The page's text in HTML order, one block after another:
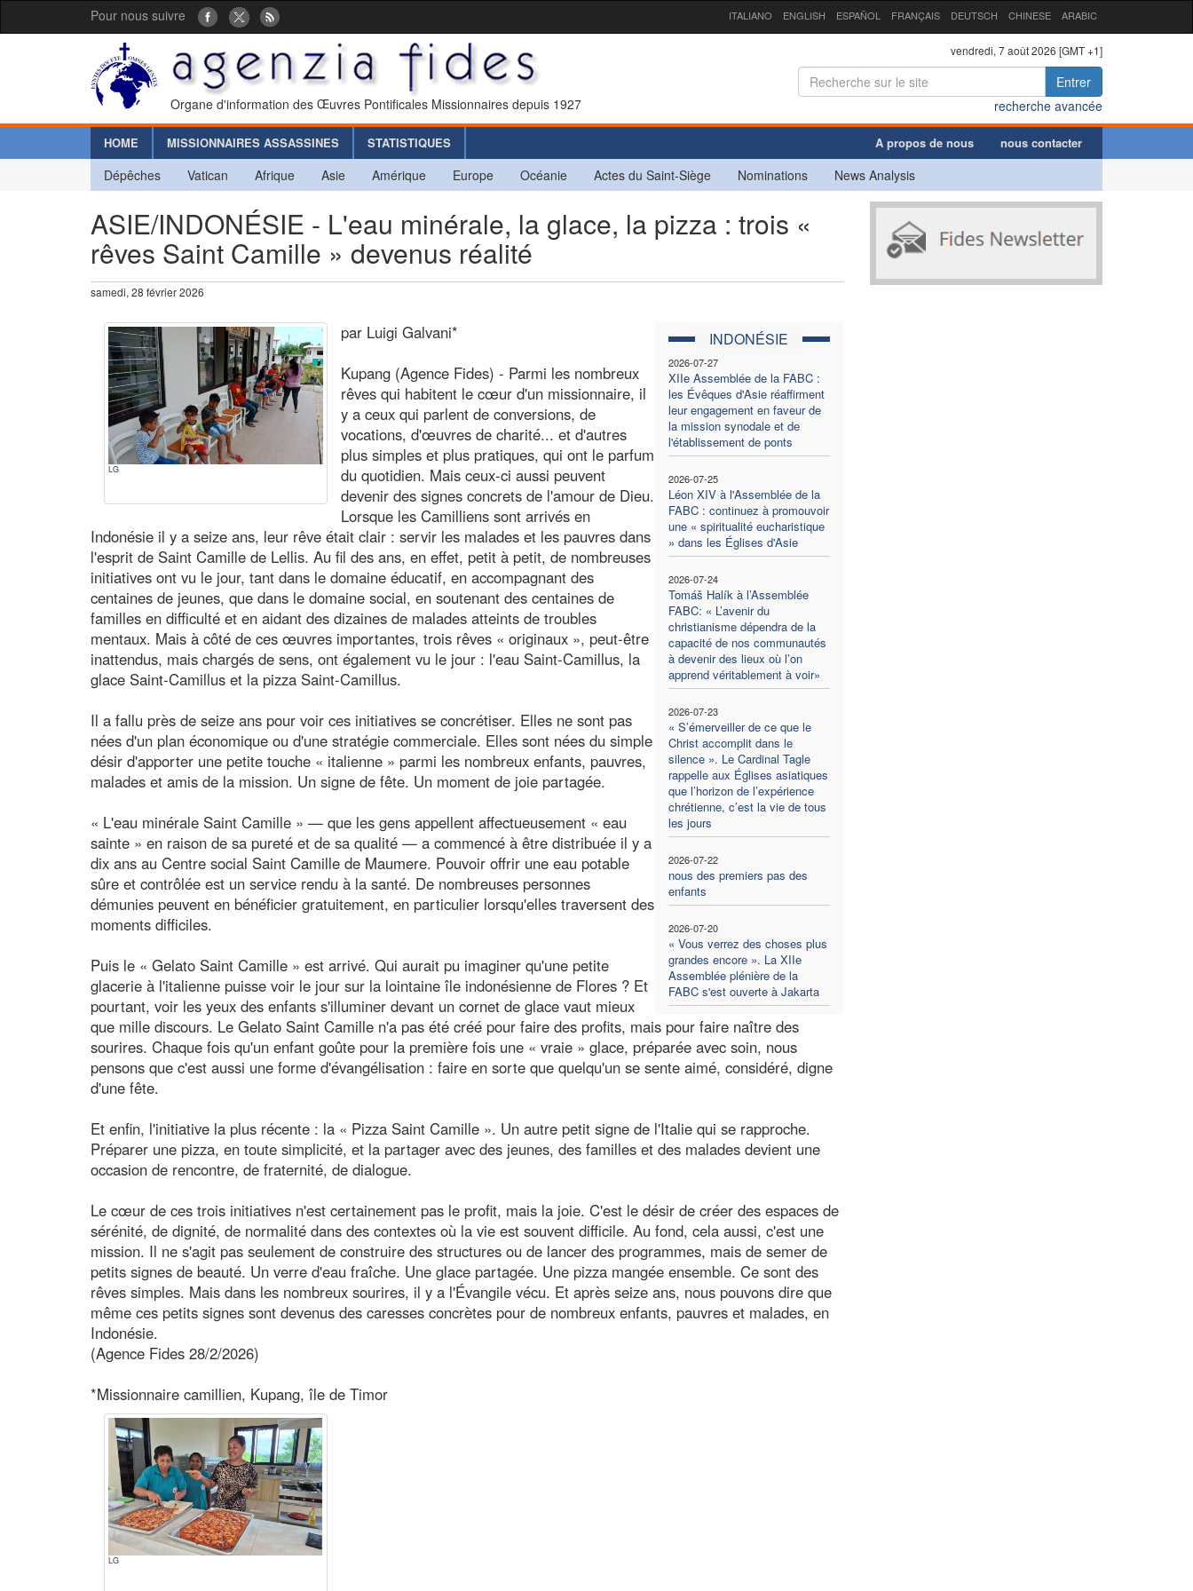
Pour nous suivre ITALIANO ENGLISH ESPAÑOL FRANÇAIS DEUTSCH CHINESE ARABIC
Organe d'information des Œuvres Pontificales Missionnaires depuis 1927
vendredi, 7 août 2026 [GMT +1]
Entrer
recherche avancée
HOME MISSIONNAIRES ASSASSINES STATISTIQUES A propos de nous nous contacter
Dépêches Vatican Afrique Asie Amérique Europe Océanie Actes du Saint-Siège Nominations News Analysis
ASIE/INDONÉSIE - L'eau minérale, la glace, la pizza : trois «
rêves Saint Camille » devenus réalité
samedi, 28 février 2026
LG
INDONÉSIE
2026-07-27
XIIe Assemblée de la FABC :
les Évêques d'Asie réaffirment
leur engagement en faveur de
la mission synodale et de
l'établissement de ponts
2026-07-25
Léon XIV à l'Assemblée de la
FABC : continuez à promouvoir
une « spiritualité eucharistique
» dans les Églises d'Asie
2026-07-24
Tomáš Halík à l’Assemblée
FABC: « L’avenir du
christianisme dépendra de la
capacité de nos communautés
à devenir des lieux où l’on
apprend véritablement à voir»
2026-07-23
« S’émerveiller de ce que le
Christ accomplit dans le
silence ». Le Cardinal Tagle
rappelle aux Églises asiatiques
que l’horizon de l’expérience
chrétienne, c’est la vie de tous
les jours
2026-07-22
nous des premiers pas des
enfants
2026-07-20
« Vous verrez des choses plus
grandes encore ». La XIIe
Assemblée plénière de la
FABC s'est ouverte à Jakarta
par Luigi Galvani*
Kupang (Agence Fides) - Parmi les nombreux
rêves qui habitent le cœur d'un missionnaire, il
y a ceux qui parlent de conversions, de
vocations, d'œuvres de charité... et d'autres
plus simples et plus pratiques, qui ont le parfum
du quotidien. Mais ceux-ci aussi peuvent
devenir des signes concrets de l'amour de Dieu.
Lorsque les Camilliens sont arrivés en
Indonésie il y a seize ans, leur rêve était clair : servir les malades et les pauvres dans
l'esprit de Saint Camille de Lellis. Au fil des ans, en effet, petit à petit, de nombreuses
initiatives ont vu le jour, tant dans le domaine éducatif, en accompagnant des
centaines de jeunes, que dans le domaine social, en soutenant des centaines de
familles en difficulté et en aidant des dizaines de malades atteints de troubles
mentaux. Mais à côté de ces œuvres importantes, trois rêves « originaux », peut-être
inattendus, mais chargés de sens, ont également vu le jour : l'eau Saint-Camillus, la
glace Saint-Camillus et la pizza Saint-Camillus.
Il a fallu près de seize ans pour voir ces initiatives se concrétiser. Elles ne sont pas
nées d'un plan économique ou d'une stratégie commerciale. Elles sont nées du simple
désir d'apporter une petite touche « italienne » parmi les nombreux enfants, pauvres,
malades et amis de la mission. Un signe de fête. Un moment de joie partagée.
« L'eau minérale Saint Camille » — que les gens appellent affectueusement « eau
sainte » en raison de sa pureté et de sa qualité — a commencé à être distribuée il y a
dix ans au Centre social Saint Camille de Maumere. Pouvoir offrir une eau potable
sûre et contrôlée est un service rendu à la santé. De nombreuses personnes
démunies peuvent en bénéficier gratuitement, en particulier lorsqu'elles traversent des
moments difficiles.
Puis le « Gelato Saint Camille » est arrivé. Qui aurait pu imaginer qu'une petite
glacerie à l'italienne puisse voir le jour sur la lointaine île indonésienne de Flores ? Et
pourtant, voir les yeux des enfants s'illuminer devant un cornet de glace vaut mieux
que mille discours. Le Gelato Saint Camille n'a pas été créé pour faire des profits, mais pour faire naître des
sourires. Chaque fois qu'un enfant goûte pour la première fois une « vraie » glace, préparée avec soin, nous
pensons que c'est aussi une forme d'évangélisation : faire en sorte que quelqu'un se sente aimé, considéré, digne
d'une fête.
Et enfin, l'initiative la plus récente : la « Pizza Saint Camille ». Un autre petit signe de l'Italie qui se rapproche.
Préparer une pizza, en toute simplicité, et la partager avec des jeunes, des familles et des malades devient une
occasion de rencontre, de fraternité, de dialogue.
Le cœur de ces trois initiatives n'est certainement pas le profit, mais la joie. C'est le désir de créer des espaces de
sérénité, de dignité, de normalité dans des contextes où la vie est souvent difficile. Au fond, cela aussi, c'est une
mission. Il ne s'agit pas seulement de construire des structures ou de lancer des programmes, mais de semer de
petits signes de beauté. Un verre d'eau fraîche. Une glace partagée. Une pizza mangée ensemble. Ce sont des
rêves simples. Mais dans les nombreux sourires, il y a l'Évangile vécu. Et après seize ans, nous pouvons dire que
même ces petits signes sont devenus des caresses concrètes pour de nombreux enfants, pauvres et malades, en
Indonésie.
(Agence Fides 28/2/2026)
*Missionnaire camillien, Kupang, île de Timor
LG